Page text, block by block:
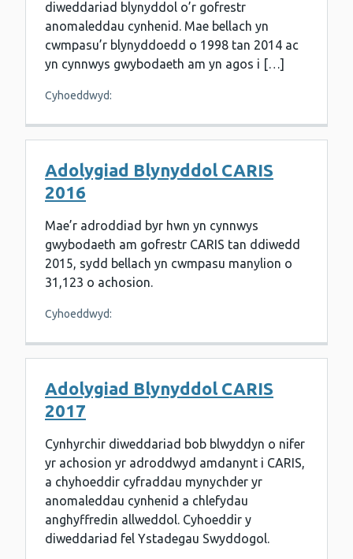
diweddariad blynyddol o’r gofrestr
anomaleddau cynhenid. Mae bellach yn
cwmpasu’r blynyddoedd o 1998 tan 2014 ac
yn cynnwys gwybodaeth am yn agos i […]
Cyhoeddwyd:
Adolygiad Blynyddol CARIS
2016
Mae’r adroddiad byr hwn yn cynnwys
gwybodaeth am gofrestr CARIS tan ddiwedd
2015, sydd bellach yn cwmpasu manylion o
31,123 o achosion.
Cyhoeddwyd:
Adolygiad Blynyddol CARIS
2017
Cynhyrchir diweddariad bob blwyddyn o nifer
yr achosion yr adroddwyd amdanynt i CARIS,
a chyhoeddir cyfraddau mynychder yr
anomaleddau cynhenid a chlefydau
anghyffredin allweddol. Cyhoeddir y
diweddariad fel Ystadegau Swyddogol.